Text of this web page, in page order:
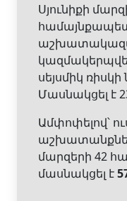
Սյունիքի
սեյսմիկ
Մասնակցել է
Ամփոփելով՝
մարզերի 42
մասնակցել է